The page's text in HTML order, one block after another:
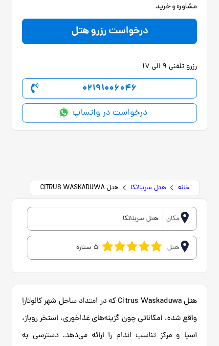
خانه هتل سریلانکا هتل CITRUS WASKADUWA
مکان هتل سریلانکا
هتل 5 ستاره
هتل Citrus Waskaduwa که در امتداد ساحل شهر کالوتارا
واقع شده، امکاناتی چون گزینه‌های غذاخوری، استخر روباز،
اسپا و مرکز تناسب اندام را ارائه می‌دهد. دسترسی به
مشاوره و خرید
درخواست رزرو هتل
رزرو تلفنی 9 الی 17
02191006046
درخواست در واتساپ